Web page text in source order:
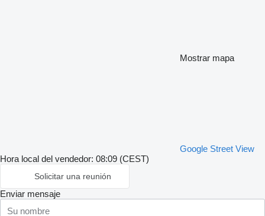
Mostrar mapa
Google Street View
Hora local del vendedor: 08:09 (CEST)
Solicitar una reunión
Enviar mensaje